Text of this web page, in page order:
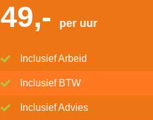
49,- per uur
Inclusief Arbeid
Inclusief BTW
Inclusief Advies